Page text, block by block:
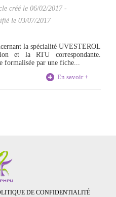
créé le 06/02/2017-
le 03/07/2017
la spécialité UVESTEROL
et la RTU correspondante.
formalisée par une fiche...
En savoir +
DE CONFIDENTIALITÉ